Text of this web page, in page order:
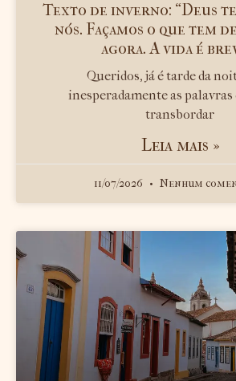
Texto de inverno: “Deus
nós. Façamos o que tem
agora. A vida é
Queridos, já é tarde da
inesperadamente as
transbordar
Leia mais »
11/07/2026 Nenhum